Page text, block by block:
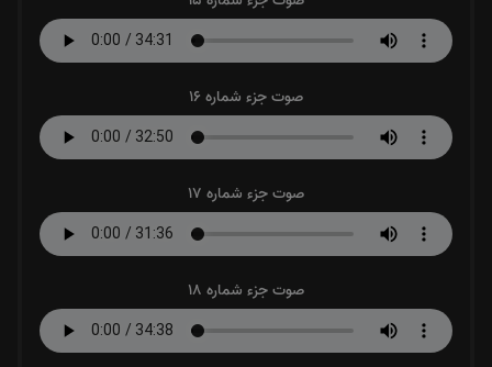
صوت جزء شماره 16
صوت جزء شماره 17
صوت جزء شماره 18